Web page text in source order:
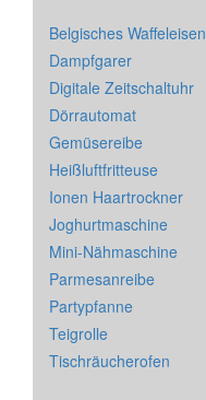
Belgisches Waffeleisen
Dampfgarer
Digitale Zeitschaltuhr
Dörrautomat
Gemüsereibe
Heißluftfritteuse
Ionen Haartrockner
Joghurtmaschine
Mini-Nähmaschine
Parmesanreibe
Partypfanne
Teigrolle
Tischräucherofen